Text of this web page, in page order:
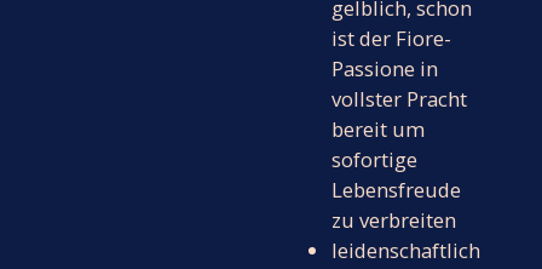
gelblich, schon
ist der Fiore-
Passione in
vollster Pracht
bereit um
sofortige
Lebensfreude
zu verbreiten
leidenschaftlich